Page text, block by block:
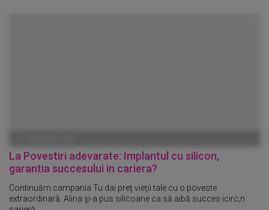
La Povestiri adevarate: Implantul cu silicon,
garantia succesului in cariera?
Continuăm campania Tu dai preţ vieţii tale cu o poveste
extraordinară. Alina şi-a pus silicoane ca să aibă succes icirc;n